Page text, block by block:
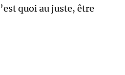
quoi au juste, être